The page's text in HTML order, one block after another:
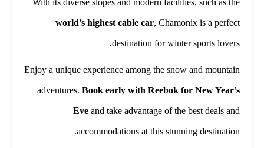
With its diverse slopes and modern facilities, such as the
world’s highest cable car, Chamonix is a perfect
destination for winter sports lovers.
Enjoy a unique experience among the snow and mountain
adventures. Book early with Reebok for New Year’s
Eve and take advantage of the best deals and
accommodations at this stunning destination.